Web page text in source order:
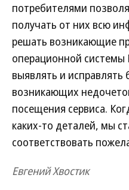
потребителями
получать от них всю
решать возникающие
операционной системы
выявлять и
возникающих
посещения сервиса.
каких-то деталей, мы
соответствовать
Евгений Хвостик